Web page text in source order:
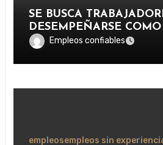
SE BUSCA
DESEMPEÑARSE
PISCINA EN
RECREATIVAS,
TURÍSTICAS.
Empleos confiables
empleosempleos sin